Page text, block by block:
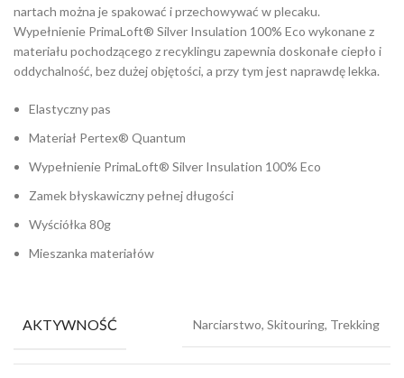
nartach można je spakować i przechowywać w plecaku.
Wypełnienie PrimaLoft® Silver Insulation 100% Eco wykonane z
materiału pochodzącego z recyklingu zapewnia doskonałe ciepło i
oddychalność, bez dużej objętości, a przy tym jest naprawdę lekka.
Elastyczny pas
Materiał Pertex® Quantum
Wypełnienie PrimaLoft® Silver Insulation 100% Eco
Zamek błyskawiczny pełnej długości
Wyściółka 80g
Mieszanka materiałów
AKTYWNOŚĆ Narciarstwo, Skitouring, Trekking